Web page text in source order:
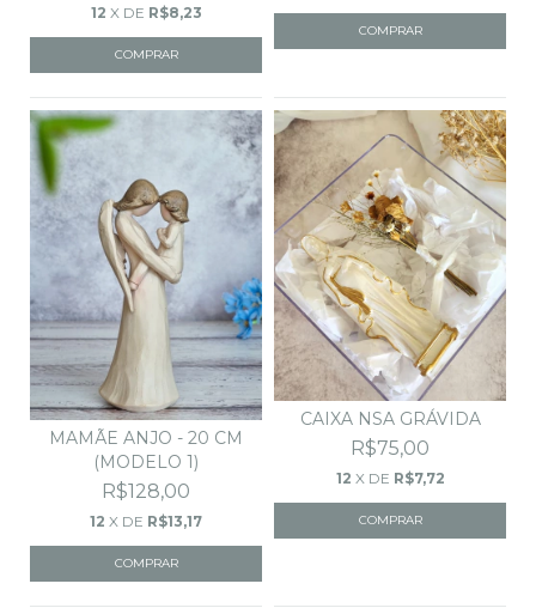
12 X DE R$8,23
MAMÃE ANJO - 20 CM
(MODELO 1)
R$128,00
12 X DE R$13,17
CAIXA NSA GRÁVIDA
R$75,00
12 X DE R$7,72